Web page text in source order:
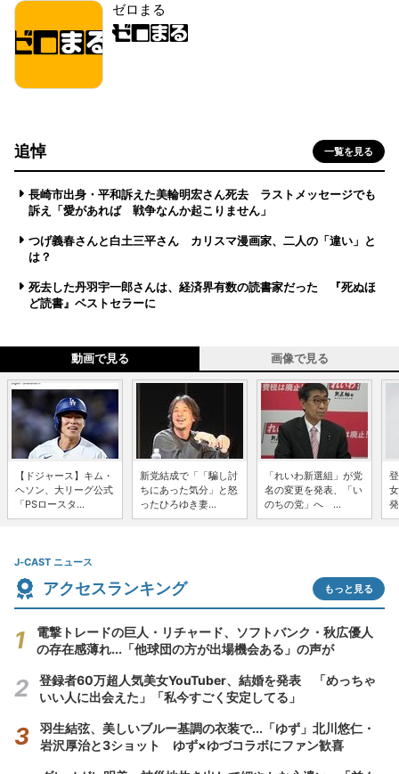
ゼロまる
追悼 一覧を見る
長崎市出身・平和訴えた美輪明宏さん死去 ラストメッセージでも
訴え「愛があれば 戦争なんか起こりません」
つげ義春さんと白土三平さん カリスマ漫画家、二人の「違い」と
は？
死去した丹羽宇一郎さんは、経済界有数の読書家だった 『死ぬほ
ど読書』ベストセラーに
動画で見る 画像で見る
【ドジャース】キム・
ヘソン、大リーグ公式
「PSロースタ...
新党結成で「「騙し討
ちにあった気分」と怒
ったひろゆき妻...
「れいわ新選組」が党
名の変更を発表、「い
のちの党」へ ...
J-CAST ニュース
アクセスランキング もっと見る
電撃トレードの巨人・リチャード、ソフトバンク・秋広優人
の存在感薄れ...「他球団の方が出場機会ある」の声が
登録者60万超人気美女YouTuber、結婚を発表 「めっちゃ
いい人に出会えた」「私今すごく安定してる」
羽生結弦、美しいブルー基調の衣装で...「ゆず」北川悠仁・
岩沢厚治と3ショット ゆず×ゆづコラボにファン歓喜